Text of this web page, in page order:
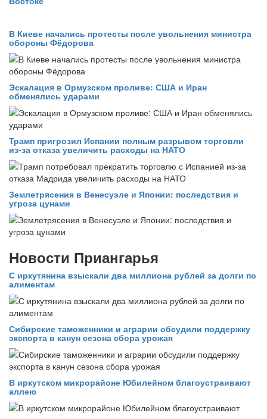
В Киеве начались протесты после увольнения министра
обороны Фёдорова
Эскалация в Ормузском проливе: США и Иран
обменялись ударами
Трамп пригрозил Испании полным разрывом торговли
из‑за отказа увеличить расходы на НАТО
Землетрясения в Венесуэле и Японии: последствия и
угроза цунами
Новости Приангарья
С иркутянина взыскали два миллиона рублей за долги по
алиментам
Сибирские таможенники и аграрии обсудили поддержку
экспорта в канун сезона сбора урожая
В иркутском микрорайоне Юбилейном благоустраивают
аллею